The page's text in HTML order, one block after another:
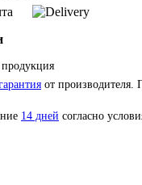
от производителя.
14 дней согласно